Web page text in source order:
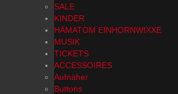
SALE
KINDER
HÄMATOM EINHORNWIXXE
MUSIK
TICKETS
ACCESSOIRES
Aufnäher
Buttons